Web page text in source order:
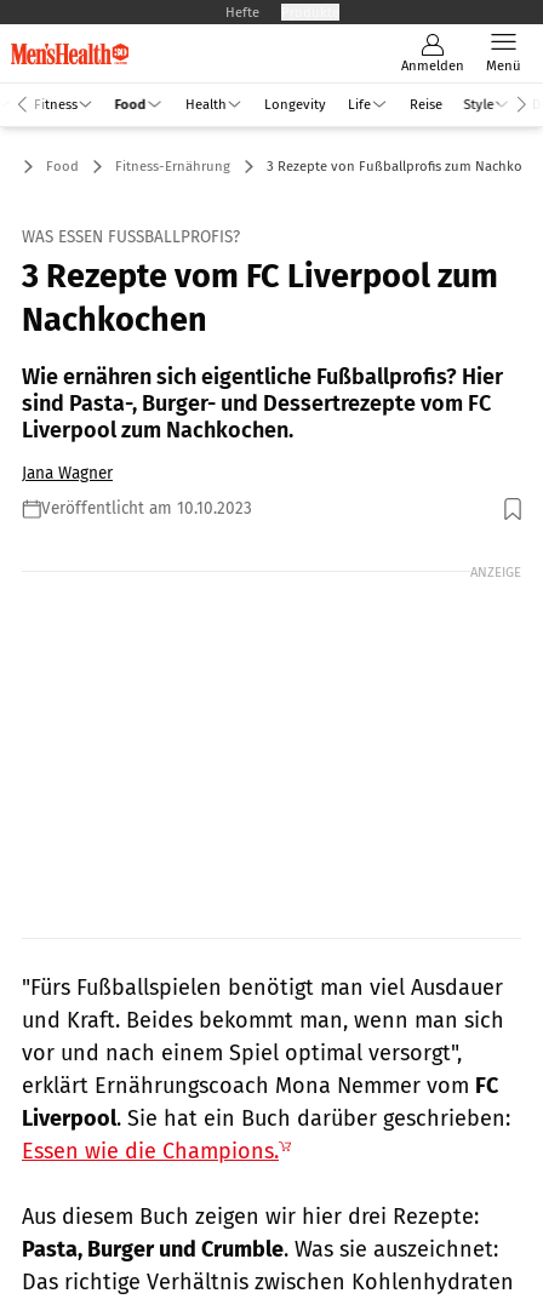
Hefte
Anmelden Menü
Fitness Food Health Longevity Life Reise Style
Food Fitness-Ernährung 3 Rezepte von Fußballprofis zum
WAS ESSEN FUSSBALLPROFIS?
3 Rezepte vom FC Liverpool zum
Nachkochen
Wie ernähren sich eigentliche Fußballprofis? Hier
sind Pasta-, Burger- und Dessertrezepte vom FC
Liverpool zum Nachkochen.
Jana Wagner
Veröffentlicht am 10.10.2023
Foto: Getty Images
ANZEIGE
"Fürs Fußballspielen benötigt man viel Ausdauer
und Kraft. Beides bekommt man, wenn man sich
vor und nach einem Spiel optimal versorgt",
erklärt Ernährungscoach Mona Nemmer vom FC
Liverpool. Sie hat ein Buch darüber geschrieben:
Essen wie die Champions.
Aus diesem Buch zeigen wir hier drei Rezepte:
Pasta, Burger und Crumble. Was sie auszeichnet:
Das richtige Verhältnis zwischen Kohlenhydraten